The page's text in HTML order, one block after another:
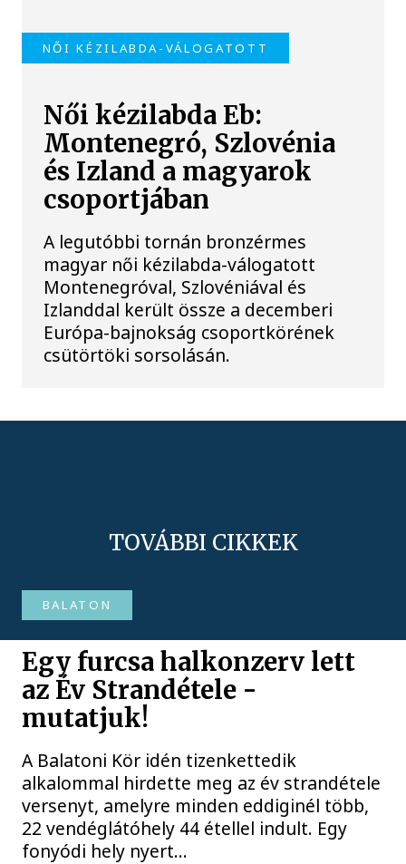
NŐI KÉZILABDA-VÁLOGATOTT
Női kézilabda Eb:
Montenegró, Szlovénia
és Izland a magyarok
csoportjában
A legutóbbi tornán bronzérmes
magyar női kézilabda-válogatott
Montenegróval, Szlovéniával és
Izlanddal került össze a decemberi
Európa-bajnokság csoportkörének
csütörtöki sorsolásán.
TOVÁBBI CIKKEK
BALATON
Egy furcsa halkonzerv lett
az Év Strandétele -
mutatjuk!
A Balatoni Kör idén tizenkettedik
alkalommal hirdette meg az év strandétele
versenyt, amelyre minden eddiginél több,
22 vendéglátóhely 44 étellel indult. Egy
fonyódi hely nyert...